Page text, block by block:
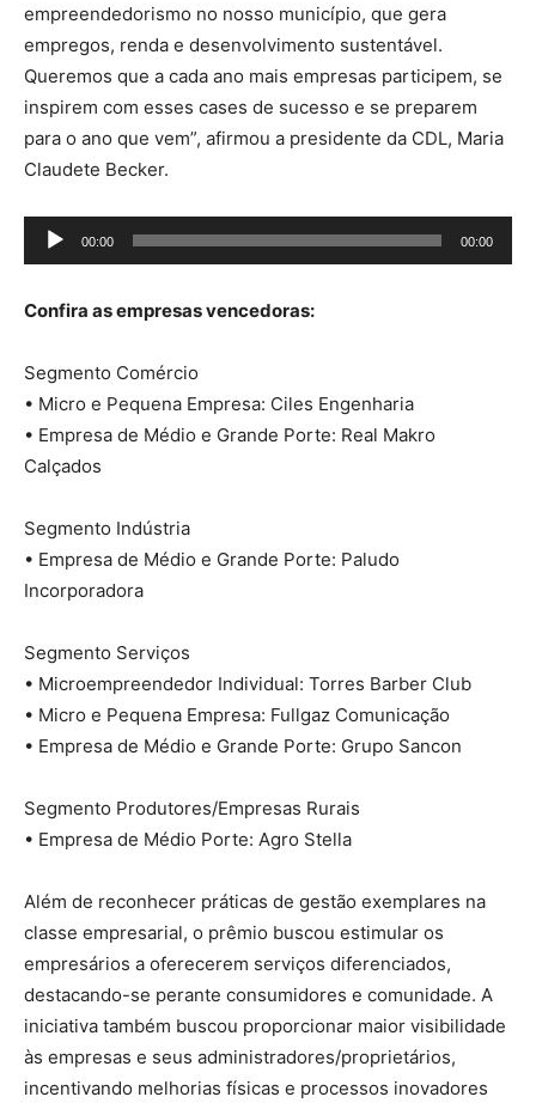
empreendedorismo no nosso município, que gera
empregos, renda e desenvolvimento sustentável.
Queremos que a cada ano mais empresas participem, se
inspirem com esses cases de sucesso e se preparem
para o ano que vem”, afirmou a presidente da CDL, Maria
Claudete Becker.
o
a
o
e
u
i
00:00 00:00
Confira as empresas vencedoras:
Segmento Comércio
• Micro e Pequena Empresa: Ciles Engenharia
• Empresa de Médio e Grande Porte: Real Makro
Calçados
Segmento Indústria
• Empresa de Médio e Grande Porte: Paludo
Incorporadora
Segmento Serviços
• Microempreendedor Individual: Torres Barber Club
• Micro e Pequena Empresa: Fullgaz Comunicação
• Empresa de Médio e Grande Porte: Grupo Sancon
Segmento Produtores/Empresas Rurais
• Empresa de Médio Porte: Agro Stella
Além de reconhecer práticas de gestão exemplares na
classe empresarial, o prêmio buscou estimular os
empresários a oferecerem serviços diferenciados,
destacando-se perante consumidores e comunidade. A
iniciativa também buscou proporcionar maior visibilidade
às empresas e seus administradores/proprietários,
incentivando melhorias físicas e processos inovadores